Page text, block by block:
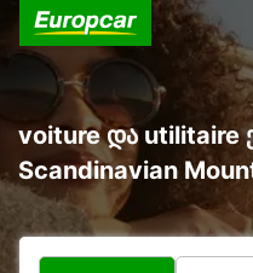
voiture და utilitaire
Scandinavian
რა ტიპის ავტომობილი?